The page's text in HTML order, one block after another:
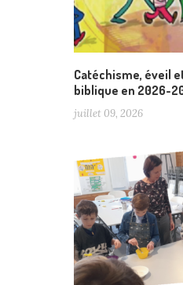
Catéchisme, éveil
biblique en 2026-
juillet 09, 2026